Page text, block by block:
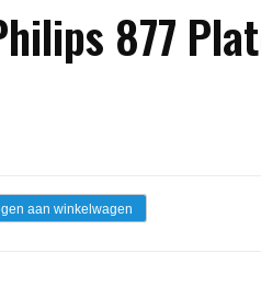
877
aan winkelwagen